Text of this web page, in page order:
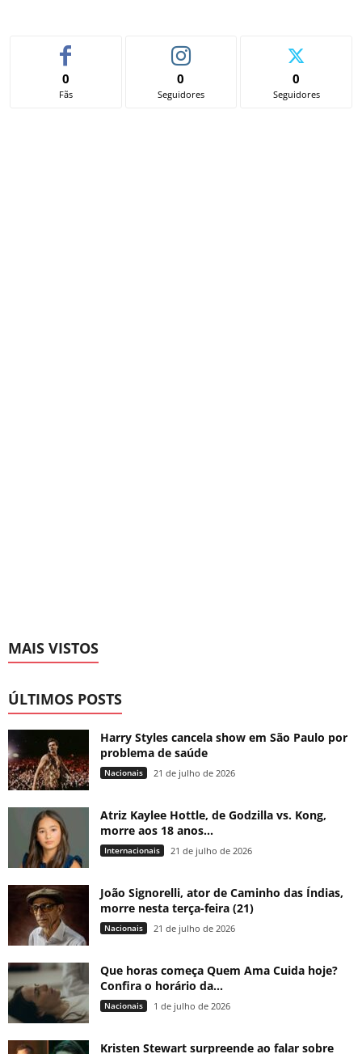
0
Fãs
0
Seguidores
0
Seguidores
MAIS VISTOS
ÚLTIMOS POSTS
Harry Styles cancela show em São Paulo por
problema de saúde
Nacionais 21 de julho de 2026
Atriz Kaylee Hottle, de Godzilla vs. Kong,
morre aos 18 anos...
Internacionais 21 de julho de 2026
João Signorelli, ator de Caminho das Índias,
morre nesta terça-feira (21)
Nacionais 21 de julho de 2026
Que horas começa Quem Ama Cuida hoje?
Confira o horário da...
Nacionais 1 de julho de 2026
Kristen Stewart surpreende ao falar sobre